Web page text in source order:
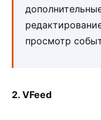
просмотр
2. VFeed